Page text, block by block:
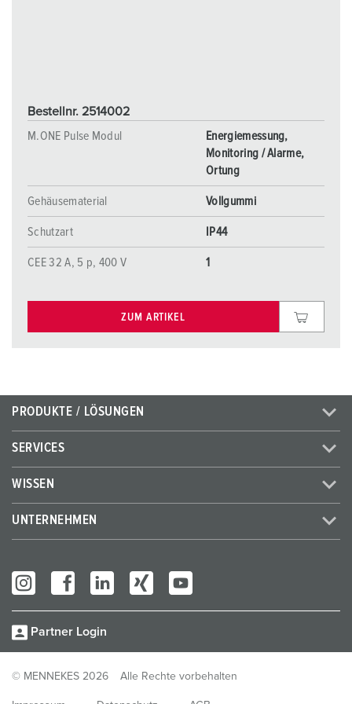
Bestellnr. 2514002
M.ONE Pulse Modul
Energiemessung,
Monitoring / Alarme,
Ortung
Gehäusematerial Vollgummi
Schutzart IP44
CEE 32 A, 5 p, 400 V 1
ZUM ARTIKEL
PRODUKTE / LÖSUNGEN
SERVICES
WISSEN
UNTERNEHMEN
Partner Login
© MENNEKES 2026 Alle Rechte vorbehalten